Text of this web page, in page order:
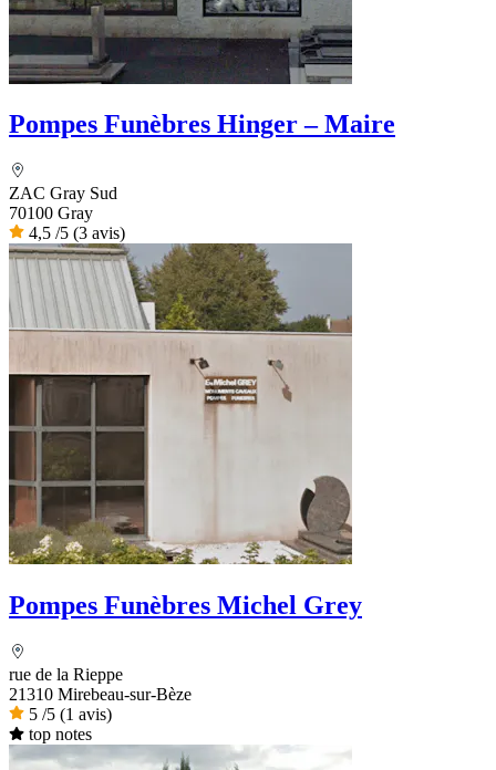
Pompes Funèbres Hinger – Maire
ZAC Gray Sud
70100 Gray
4,5 /5 (3 avis)
Pompes Funèbres Michel Grey
rue de la Rieppe
21310 Mirebeau-sur-Bèze
5 /5 (1 avis)
top notes